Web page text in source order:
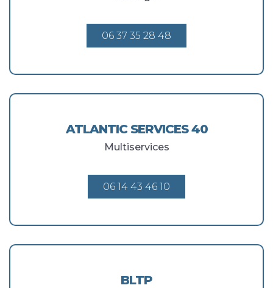
06 37 35 28 48
ATLANTIC SERVICES 40
Multiservices
06 14 43 46 10
BLTP